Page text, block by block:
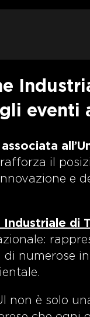
il
e
Industriale di
numerose
non è solo